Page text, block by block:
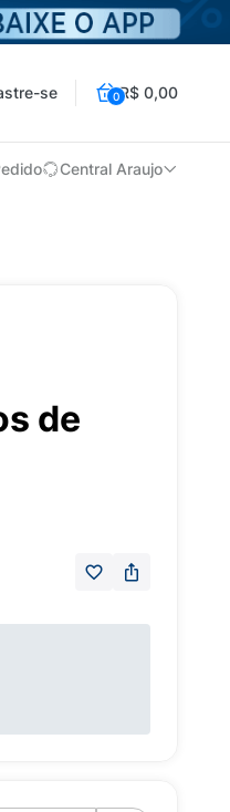
se 0R$ 0,00
Central Araujo
de